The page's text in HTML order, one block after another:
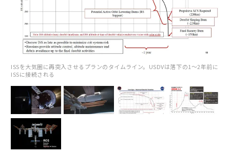
ISSを大気圏に再突入させるプランのタイムライン。USDVは落下の1～2年前に
ISSに接続される